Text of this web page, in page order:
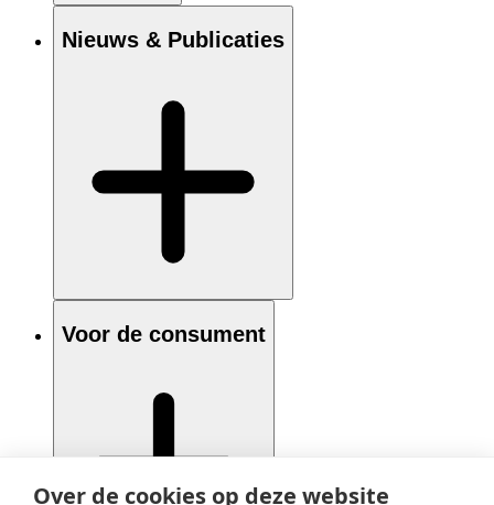
Over de cookies op deze website
Nieuws & Publicaties
Voor de consument